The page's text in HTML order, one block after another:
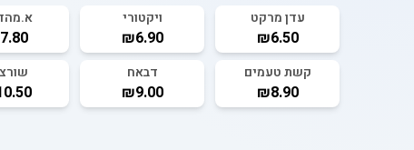
עדן מרקט
₪6.50
ויקטורי
₪6.90
קשת טעמים
₪8.90
דבאח
₪9.00